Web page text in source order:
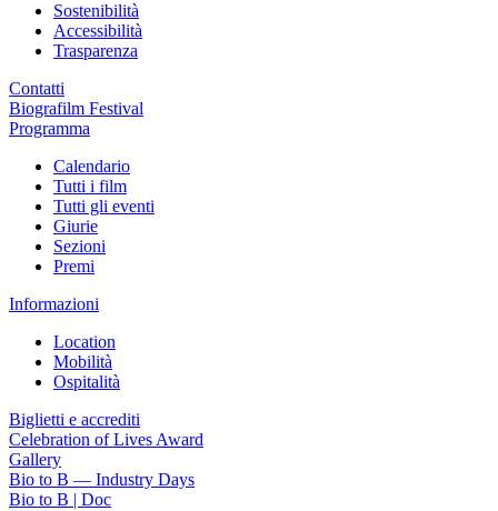
Sostenibilità
Accessibilità
Trasparenza
Contatti
Biografilm Festival
Programma
Calendario
Tutti i film
Tutti gli eventi
Giurie
Sezioni
Premi
Informazioni
Location
Mobilità
Ospitalità
Biglietti e accrediti
Celebration of Lives Award
Gallery
Bio to B — Industry Days
Bio to B | Doc